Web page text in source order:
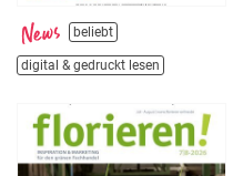
beliebt
digital & gedruckt lesen